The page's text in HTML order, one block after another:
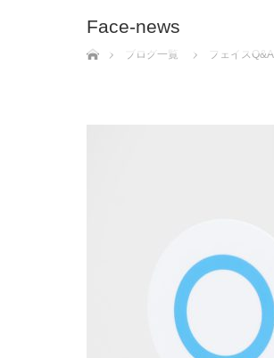
Face-news
ホーム
ブログ一覧
フェイスQ&A